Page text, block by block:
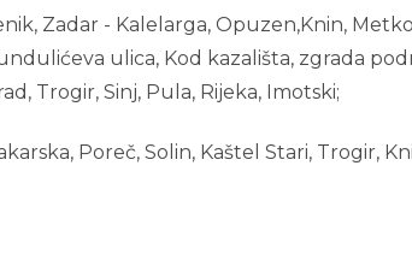
Zadar - Kalelarga, Opuzen,Knin,
ulica, Kod kazališta, zgrada
Trogir, Sinj, Pula, Rijeka, Imotski;
Poreč, Solin, Kaštel Stari, Trogir,